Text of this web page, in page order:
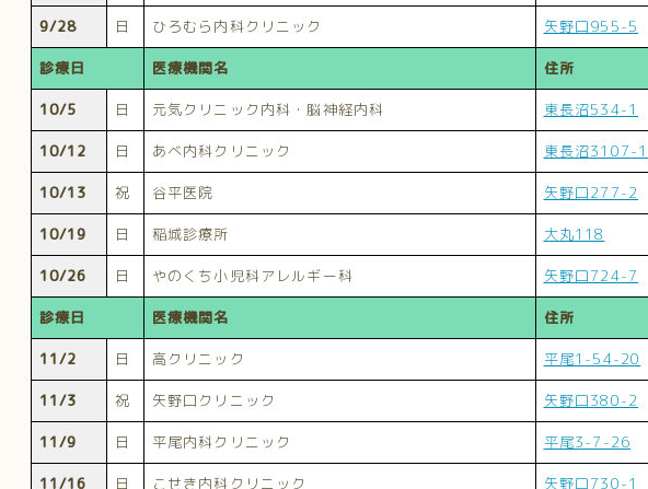
9/28 日 ひろむら内科クリニック 矢野口955-5
診療日 医療機関名 住所
10/5 日 元気クリニック内科・脳神経内科 東長沼534-1
10/12 日 あべ内科クリニック 東長沼3107-1
10/13 祝 谷平医院 矢野口277-2
10/19 日 稲城診療所 大丸118
10/26 日 やのくち小児科アレルギー科 矢野口724-7
診療日 医療機関名 住所
11/2 日 高クリニック 平尾1-54-20
11/3 祝 矢野口クリニック 矢野口380-2
11/9 日 平尾内科クリニック 平尾3-7-26
11/16 日 こせき内科クリニック 矢野口730-1